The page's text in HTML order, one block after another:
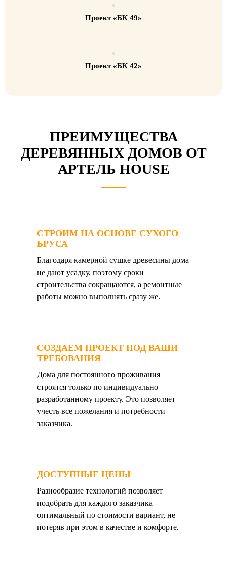
Проект «БК 49»
Проект «БК 42»
ПРЕИМУЩЕСТВА
ДЕРЕВЯННЫХ ДОМОВ ОТ
АРТЕЛЬ HOUSE
СТРОИМ НА ОСНОВЕ СУХОГО
БРУСА
Благодаря камерной сушке древесины дома
не дают усадку, поэтому сроки
строительства сокращаются, а ремонтные
работы можно выполнять сразу же.
СОЗДАЕМ ПРОЕКТ ПОД ВАШИ
ТРЕБОВАНИЯ
Дома для постоянного проживания
строятся только по индивидуально
разработанному проекту. Это позволяет
учесть все пожелания и потребности
заказчика.
ДОСТУПНЫЕ ЦЕНЫ
Разнообразие технологий позволяет
подобрать для каждого заказчика
оптимальный по стоимости вариант, не
потеряв при этом в качестве и комфорте.